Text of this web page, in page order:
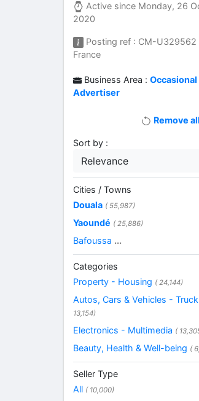
Active since Monday, 26
2020
Posting ref : CM-U329562
France
Business Area :Occasional
Advertiser
Remove
Sort by :
Relevance
Cities / Towns
Douala ( 55,987)
Yaoundé ( 25,886)
Bafoussa ...
Categories
Property - Housing ( 24,144)
Autos, Cars & Vehicles -
13,154)
Electronics - Multimedia (
Beauty, Health & Well-being (
Seller Type
All ( 10,000)